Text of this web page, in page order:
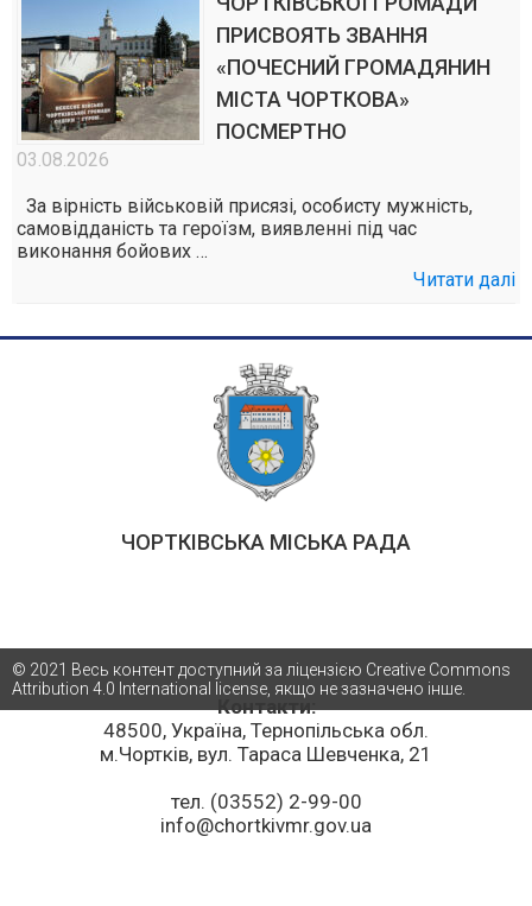
ПРИСВОЯТЬ ЗВАННЯ
«ПОЧЕСНИЙ ГРОМАДЯНИН
МІСТА ЧОРТКОВА»
ПОСМЕРТНО
03.08.2026
За вірність військовій присязі, особисту мужність,
самовідданість та героїзм, виявленні під час
виконання бойових …
Читати далі
ЧОРТКІВСЬКА МІСЬКА РАДА
Контакти:
48500, Україна, Тернопільська обл.
м.Чортків, вул. Тараса Шевченка, 21
тел. (03552) 2-99-00
info@chortkivmr.gov.ua
© 2021 Весь контент доступний за ліцензією Creative Commons
Attribution 4.0 International license, якщо не зазначено інше.